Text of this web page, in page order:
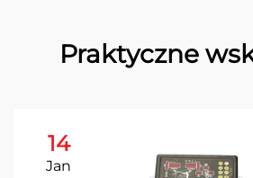
Praktyczne
14
Jan